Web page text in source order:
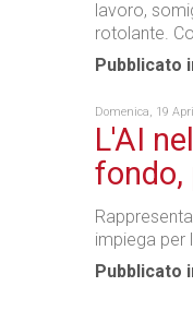
lavoro,
rotolante.
Pubblicato
Domenica, 19
L'AI
fondo,
impiega per
Pubblicato